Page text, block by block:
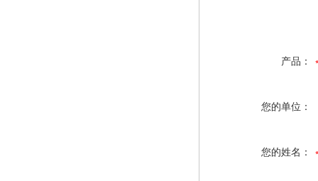
产品：
您的单位：
您的姓名：